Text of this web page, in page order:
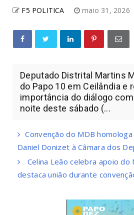
F5 POLITICA maio 31, 2026
Deputado Distrital Martins
do Papo 10 em Ceilândia e
importância do diálogo
noite deste sábado (...
Convenção do MDB
Daniel Donizet à Câmara dos
Celina Leão celebra apoio do
destaca união durante